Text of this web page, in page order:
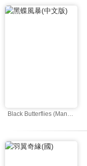
Black Butterflies (Mandarin)